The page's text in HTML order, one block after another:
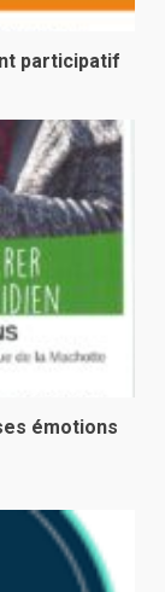
participatif
émotions